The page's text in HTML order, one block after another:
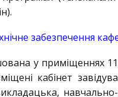
забезпечення
у приміщеннях
кабінет